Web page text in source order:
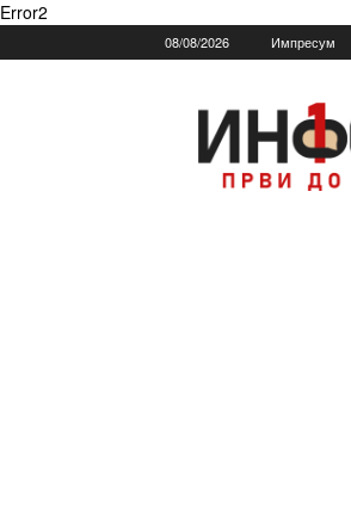
Error2
08/08/2026 Импресум